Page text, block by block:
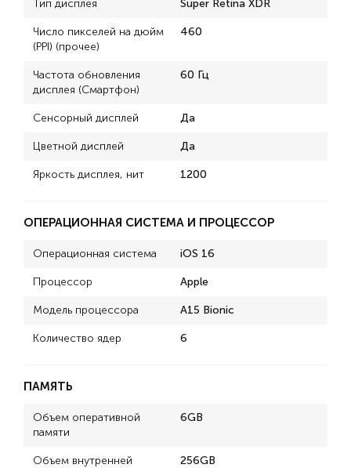
Тип дисплея Super Retina XDR
Число пикселей на дюйм
(PPI) (прочее)
460
Частота обновления
дисплея (Смартфон)
60 Гц
Сенсорный дисплей Да
Цветной дисплей Да
Яркость дисплея, нит 1200
ОПЕРАЦИОННАЯ СИСТЕМА И ПРОЦЕССОР
Операционная система iOS 16
Процессор Apple
Модель процессора A15 Bionic
Количество ядер 6
ПАМЯТЬ
Объем оперативной
памяти
6GB
Объем внутренней 256GB